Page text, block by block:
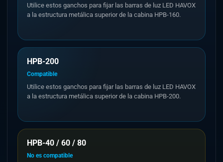
Utilice estos ganchos para fijar las barras de luz LED HAVOX
a la estructura metálica superior de la cabina HPB-160.
HPB-200
Compatible
Utilice estos ganchos para fijar las barras de luz LED HAVOX
a la estructura metálica superior de la cabina HPB-200.
HPB-40 / 60 / 80
No es compatible